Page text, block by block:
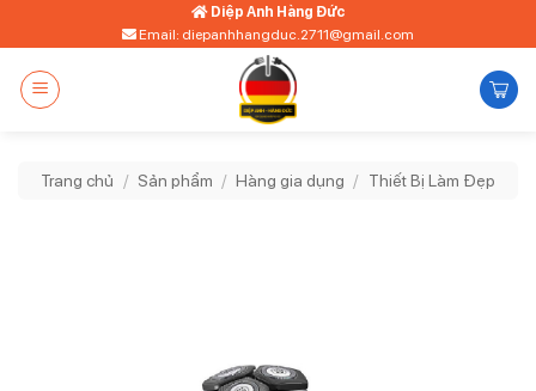
qua
dung
Diệp Anh Hàng Đức
Email: diepanhhangduc.2711@gmail.com
Trang chủ / Sản phẩm / Hàng gia dụng / Thiết Bị Làm Đẹp